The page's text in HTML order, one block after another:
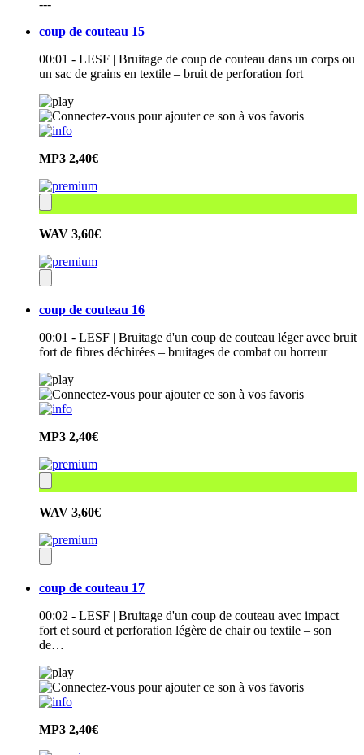
---
coup de couteau 15
00:01 - LESF | Bruitage de coup de couteau dans un corps ou
un sac de grains en textile – bruit de perforation fort
MP3 2,40€
WAV 3,60€
coup de couteau 16
00:01 - LESF | Bruitage d'un coup de couteau léger avec bruit
fort de fibres déchirées – bruitages de combat ou horreur
MP3 2,40€
WAV 3,60€
coup de couteau 17
00:02 - LESF | Bruitage d'un coup de couteau avec impact
fort et sourd et perforation légère de chair ou textile – son
de…
MP3 2,40€